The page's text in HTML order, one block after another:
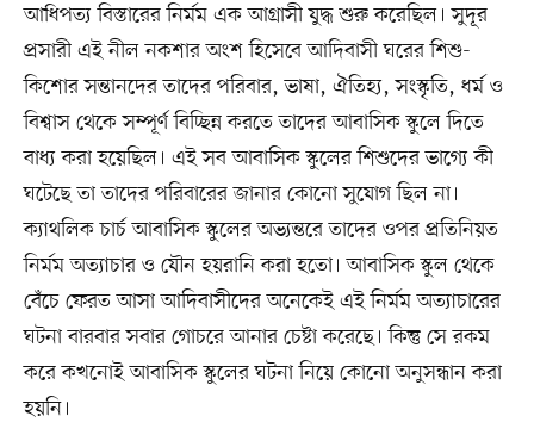
আধিপত্য বিস্তারের নির্মম এক আগ্রাসী যুদ্ধ শুরু করেছিল। সুদূর
প্রসারী এই নীল নকশার অংশ হিসেবে আদিবাসী ঘরের শিশু-
কিশোর সন্তানদের তাদের পরিবার, ভাষা, ঐতিহ্য, সংস্কৃতি, ধর্ম ও
বিশ্বাস থেকে সম্পূর্ণ বিচ্ছিন্ন করতে তাদের আবাসিক স্কুলে দিতে
বাধ্য করা হয়েছিল। এই সব আবাসিক স্কুলের শিশুদের ভাগ্যে কী
ঘটেছে তা তাদের পরিবারের জানার কোনো সুযোগ ছিল না।
ক্যাথলিক চার্চ আবাসিক স্কুলের অভ্যন্তরে তাদের ওপর প্রতিনিয়ত
নির্মম অত্যাচার ও যৌন হয়রানি করা হতো। আবাসিক স্কুল থেকে
বেঁচে ফেরত আসা আদিবাসীদের অনেকেই এই নির্মম অত্যাচারের
ঘটনা বারবার সবার গোচরে আনার চেষ্টা করেছে। কিন্তু সে রকম
করে কখনোই আবাসিক স্কুলের ঘটনা নিয়ে কোনো অনুসন্ধান করা
হয়নি।